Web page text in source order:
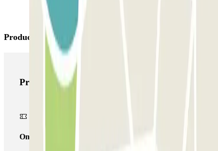
Producten van Parclick
Producten van Parclick
Onepass